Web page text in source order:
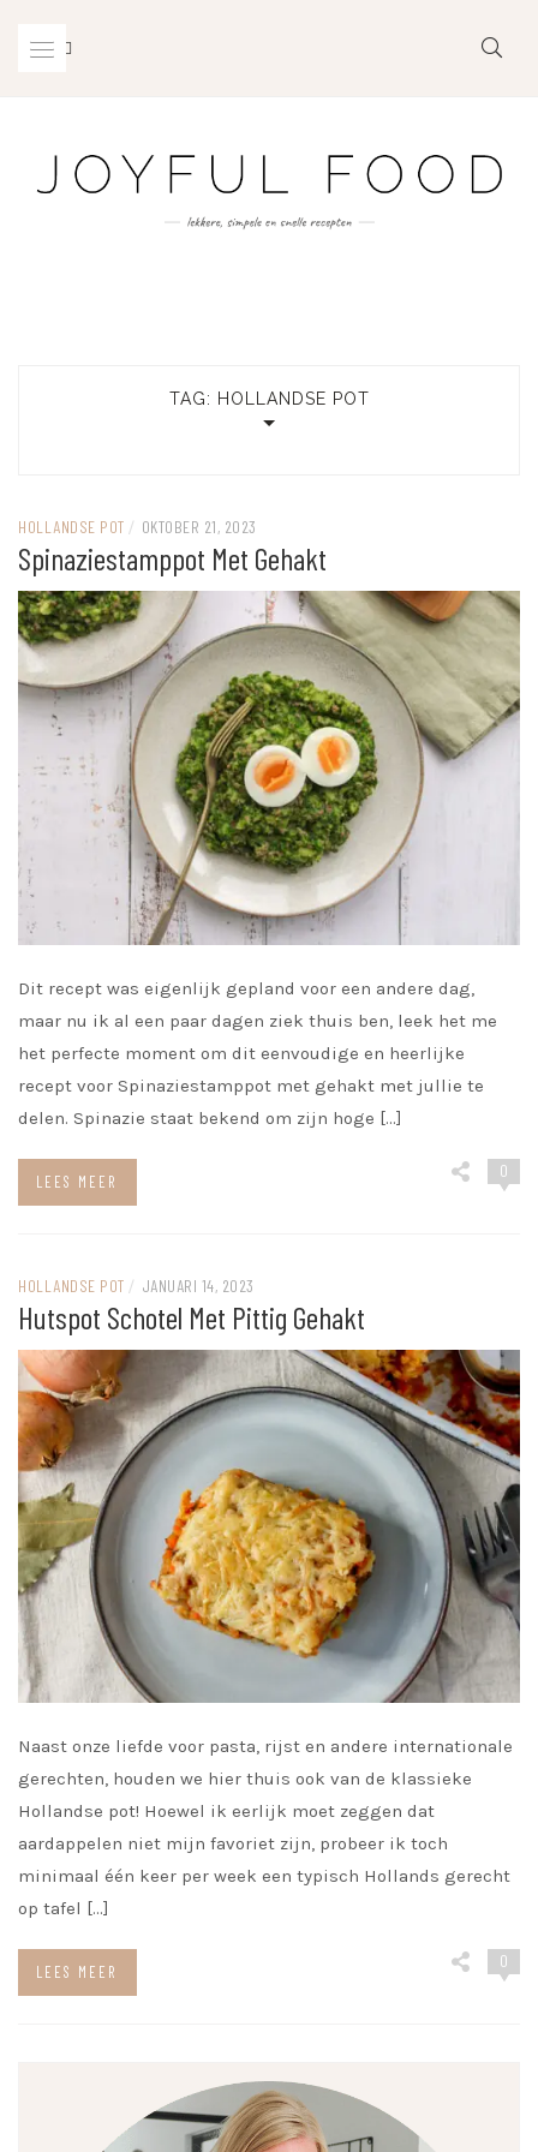
TAG: HOLLANDSE POT
HOLLANDSE POT / OKTOBER 21, 2023
Spinaziestamppot Met Gehakt
Dit recept was eigenlijk gepland voor een andere dag,
maar nu ik al een paar dagen ziek thuis ben, leek het me
het perfecte moment om dit eenvoudige en heerlijke
recept voor Spinaziestamppot met gehakt met jullie te
delen. Spinazie staat bekend om zijn hoge […]
LEES MEER
0
HOLLANDSE POT / JANUARI 14, 2023
Hutspot Schotel Met Pittig Gehakt
Naast onze liefde voor pasta, rijst en andere internationale
gerechten, houden we hier thuis ook van de klassieke
Hollandse pot! Hoewel ik eerlijk moet zeggen dat
aardappelen niet mijn favoriet zijn, probeer ik toch
minimaal één keer per week een typisch Hollands gerecht
op tafel […]
LEES MEER
0